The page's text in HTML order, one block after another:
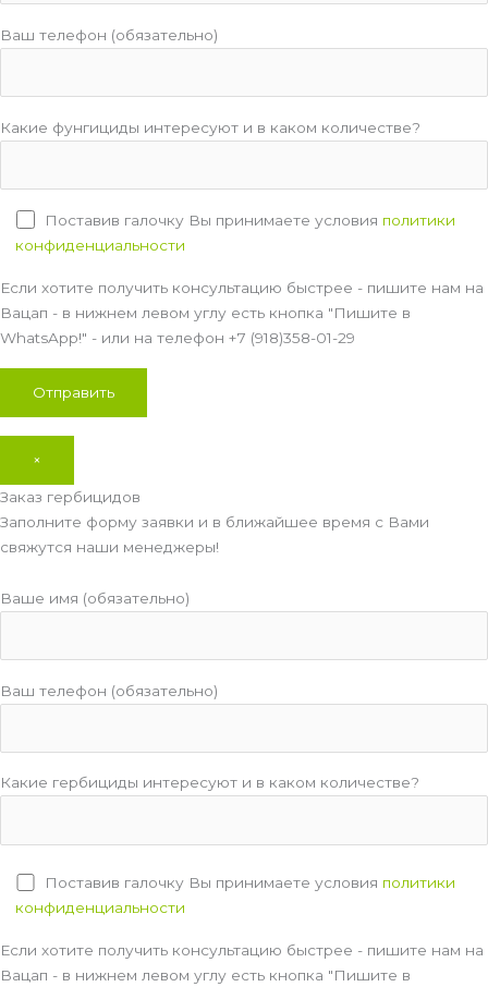
Ваш телефон (обязательно)
Какие фунгициды интересуют и в каком количестве?
Поставив галочку Вы принимаете условия политики
конфиденциальности
Если хотите получить консультацию быстрее - пишите нам на
Вацап - в нижнем левом углу есть кнопка "Пишите в
WhatsApp!" - или на телефон +7 (918)358-01-29
×
Заказ гербицидов
Заполните форму заявки и в ближайшее время с Вами
свяжутся наши менеджеры!
Ваше имя (обязательно)
Ваш телефон (обязательно)
Какие гербициды интересуют и в каком количестве?
Поставив галочку Вы принимаете условия политики
конфиденциальности
Если хотите получить консультацию быстрее - пишите нам на
Вацап - в нижнем левом углу есть кнопка "Пишите в